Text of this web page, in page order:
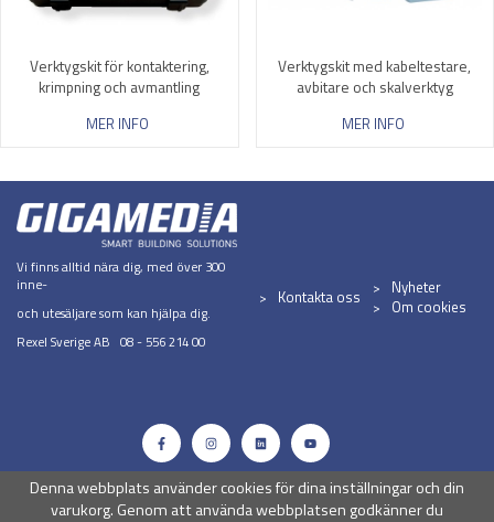
Verktygskit för kontaktering,
krimpning och avmantling
MER INFO
Verktygskit med kabeltestare,
avbitare och skalverktyg
MER INFO
Vi finns alltid nära dig, med över 300
inne-
och utesäljare som kan hjälpa dig.
Rexel Sverige AB 08 - 556 214 00
Kontakta oss
Nyheter
Om cookies
Denna webbplats använder cookies för dina inställningar och din
varukorg. Genom att använda webbplatsen godkänner du